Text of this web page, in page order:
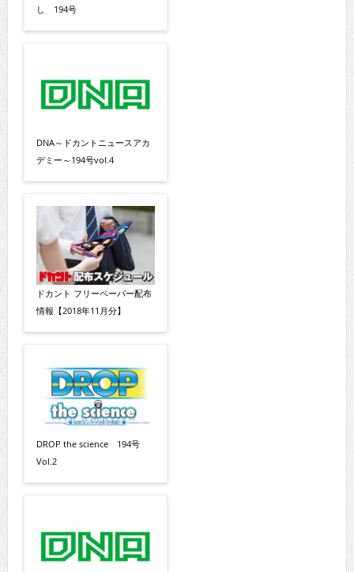
し 194号
DNA～ドカントニュースアカ
デミー～194号vol.4
ドカント フリーペーパー配布
情報【2018年11月分】
DROP the science 194号
Vol.2